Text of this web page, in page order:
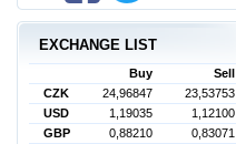
EXCHANGE LIST
Buy
Sell
CZK
24,96847
23,53753
USD
1,19035
1,12100
GBP
0,88210
0,83071